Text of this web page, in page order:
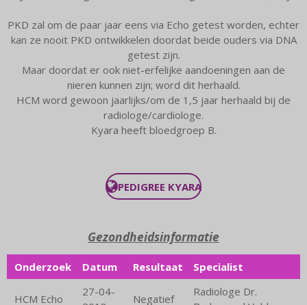
PKD zal om de paar jaar eens via Echo getest worden, echter
kan ze nooit PKD ontwikkelen doordat beide ouders via DNA
getest zijn.
Maar doordat er ook niet-erfelijke aandoeningen aan de
nieren kunnen zijn; word dit herhaald.
HCM word gewoon jaarlijks/om de 1,5 jaar herhaald bij de
radiologe/cardiologe.
Kyara heeft bloedgroep B.
PEDIGREE KYARA
Gezondheidsinformatie
Onderzoek Datum Resultaat Specialist
HCM Echo
27-04-
Negatief
Radiologe Dr.